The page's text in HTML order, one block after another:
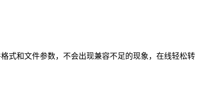
式和文件参数，不会出现兼容不足的现象，在线轻松转